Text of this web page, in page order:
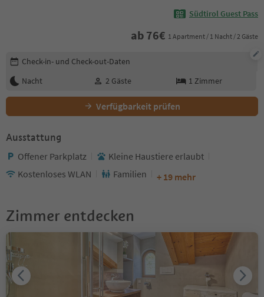
Südtirol Guest Pass
ab 76€ 1 Apartment / 1 Nacht / 2 Gäste
Buchungsdetails bearbeiten
Check-in- und Check-out-Daten
Nacht
2 Gäste 1 Zimmer
Verfügbarkeit prüfen
Ausstattung
Offener Parkplatz
Kleine Haustiere erlaubt
Kostenloses WLAN
Familien + 19 mehr
Zimmer entdecken